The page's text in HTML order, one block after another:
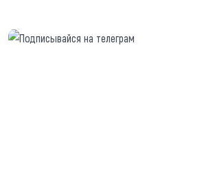
https://t.me/minskctvby